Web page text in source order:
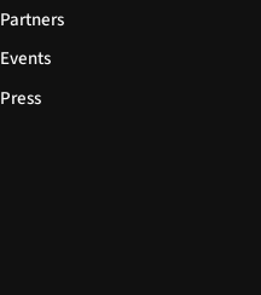
Partners
Events
Press